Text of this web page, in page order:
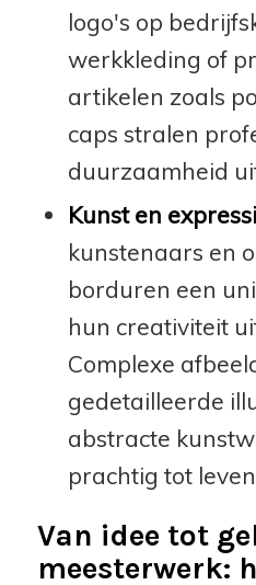
logo's op
werkkleding of
artikelen zoals
caps stralen
duurzaamheid
Kunst en
kunstenaars en
borduren een
hun creativiteit
Complexe
gedetailleerde
abstracte
prachtig tot
Van idee tot
meesterwerk: